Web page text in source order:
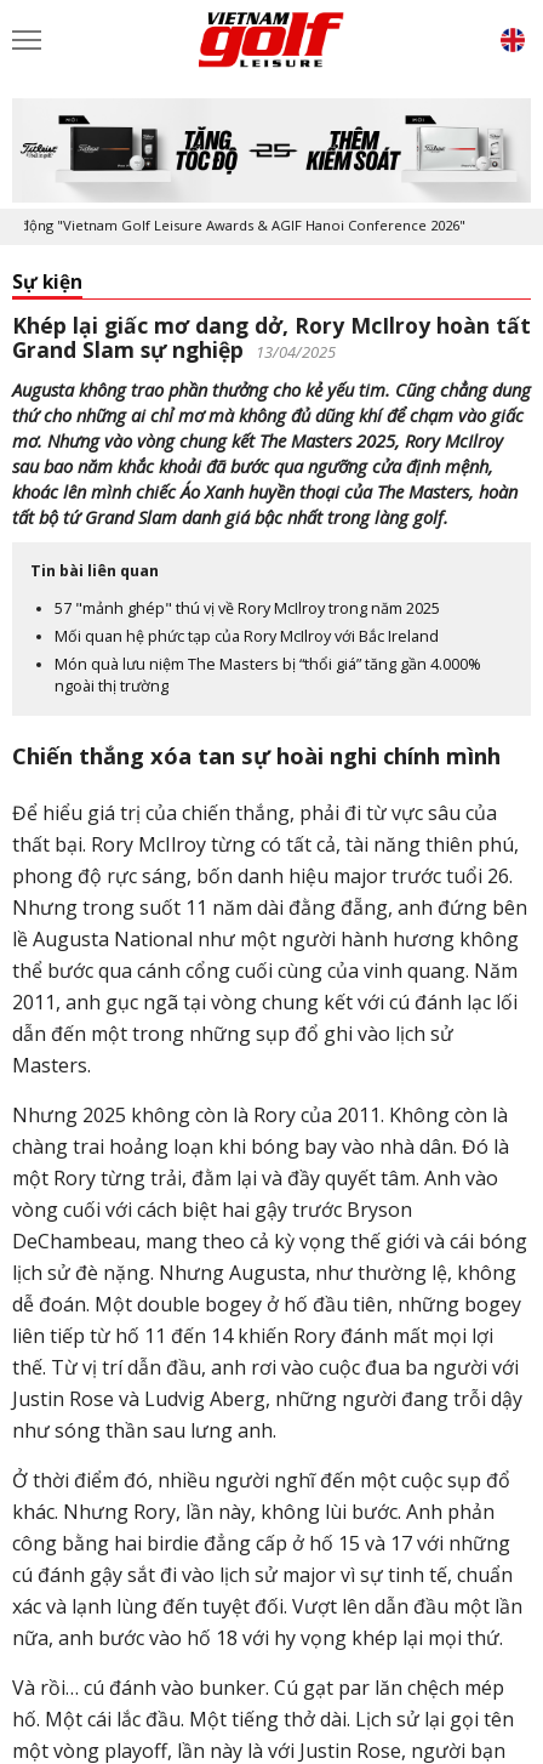
Golf Leisure Awards & AGIF Hanoi Conference 2026"
Sự kiện
Khép lại giấc mơ dang dở, Rory McIlroy hoàn tất
Grand Slam sự nghiệp
13/04/2025
Augusta không trao phần thưởng cho kẻ yếu tim. Cũng chẳng dung
thứ cho những ai chỉ mơ mà không đủ dũng khí để chạm vào giấc
mơ. Nhưng vào vòng chung kết The Masters 2025, Rory McIlroy
sau bao năm khắc khoải đã bước qua ngưỡng cửa định mệnh,
khoác lên mình chiếc Áo Xanh huyền thoại của The Masters, hoàn
tất bộ tứ Grand Slam danh giá bậc nhất trong làng golf.
Tin bài liên quan
57 "mảnh ghép" thú vị về Rory McIlroy trong năm 2025
Mối quan hệ phức tạp của Rory McIlroy với Bắc Ireland
Món quà lưu niệm The Masters bị “thổi giá” tăng gần 4.000%
ngoài thị trường
Chiến thắng xóa tan sự hoài nghi chính mình
Để hiểu giá trị của chiến thắng, phải đi từ vực sâu của
thất bại. Rory McIlroy từng có tất cả, tài năng thiên phú,
phong độ rực sáng, bốn danh hiệu major trước tuổi 26.
Nhưng trong suốt 11 năm dài đằng đẵng, anh đứng bên
lề Augusta National như một người hành hương không
thể bước qua cánh cổng cuối cùng của vinh quang. Năm
2011, anh gục ngã tại vòng chung kết với cú đánh lạc lối
dẫn đến một trong những sụp đổ ghi vào lịch sử
Masters.
Nhưng 2025 không còn là Rory của 2011. Không còn là
chàng trai hoảng loạn khi bóng bay vào nhà dân. Đó là
một Rory từng trải, đằm lại và đầy quyết tâm. Anh vào
vòng cuối với cách biệt hai gậy trước Bryson
DeChambeau, mang theo cả kỳ vọng thế giới và cái bóng
lịch sử đè nặng. Nhưng Augusta, như thường lệ, không
dễ đoán. Một double bogey ở hố đầu tiên, những bogey
liên tiếp từ hố 11 đến 14 khiến Rory đánh mất mọi lợi
thế. Từ vị trí dẫn đầu, anh rơi vào cuộc đua ba người với
Justin Rose và Ludvig Aberg, những người đang trỗi dậy
như sóng thần sau lưng anh.
Ở thời điểm đó, nhiều người nghĩ đến một cuộc sụp đổ
khác. Nhưng Rory, lần này, không lùi bước. Anh phản
công bằng hai birdie đẳng cấp ở hố 15 và 17 với những
cú đánh gậy sắt đi vào lịch sử major vì sự tinh tế, chuẩn
xác và lạnh lùng đến tuyệt đối. Vượt lên dẫn đầu một lần
nữa, anh bước vào hố 18 với hy vọng khép lại mọi thứ.
Và rồi… cú đánh vào bunker. Cú gạt par lăn chệch mép
hố. Một cái lắc đầu. Một tiếng thở dài. Lịch sử lại gọi tên
một vòng playoff, lần này là với Justin Rose, người bạn